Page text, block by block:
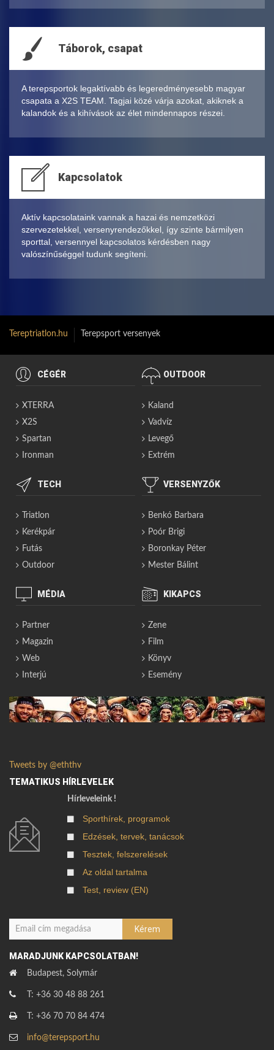
Táborok, csapat
A terepsportok legaktívabb és legeredményesebb magyar
csapata a X2S TEAM. Tagjai közé várja azokat, akiknek a
kalandok és a kihívások az élet mindennapos részei.
Kapcsolatok
Aktív kapcsolataink vannak a hazai és nemzetközi
szervezetekkel, versenyrendezőkkel, így szinte bármilyen
sporttal, versennyel kapcsolatos kérdésben nagy
valószínűséggel tudunk segíteni.
Tereptriatlon.hu Terepsport versenyek
CÉGÉR
XTERRA
X2S
Spartan
Ironman
OUTDOOR
Kaland
Vadvíz
Levegő
Extrém
TECH
Triatlon
Kerékpár
Futás
Outdoor
VERSENYZŐK
Benkó Barbara
Poór Brigi
Boronkay Péter
Mester Bálint
MÉDIA
Partner
Magazin
Web
Interjú
KIKAPCS
Zene
Film
Könyv
Esemény
Tweets by @eththv
TEMATIKUS HÍRLEVELEK
Hírleveleink !
Sporthírek, programok
Edzések, tervek, tanácsok
Tesztek, felszerelések
Az oldal tartalma
Test, review (EN)
MARADJUNK KAPCSOLATBAN!
Budapest, Solymár
T: +36 30 48 88 261
T: +36 70 70 84 474
info@terepsport.hu